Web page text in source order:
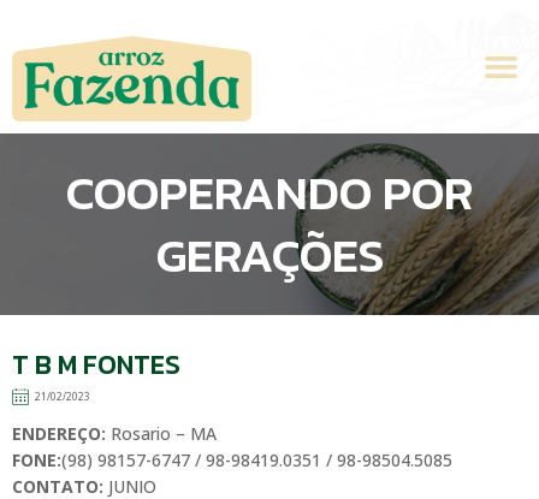
conteúdo
COOPERANDO POR
GERAÇÕES
T B M FONTES
21/02/2023
ENDEREÇO: Rosario – MA
FONE:(98) 98157-6747 / 98-98419.0351 / 98-98504.5085
CONTATO: JUNIO